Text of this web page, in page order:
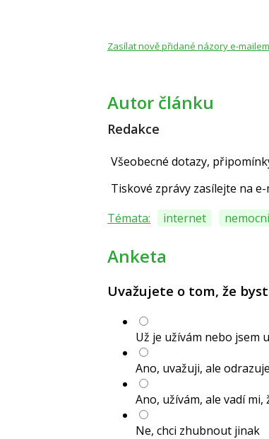
Zasílat nově přidané názory e-mailem
Autor článku
Redakce
Všeobecné dotazy,
Tiskové zprávy zasílejte na e-
Témata:
internet
Anketa
Uvažujete o tom, že
Už je užívám nebo jsem
Ano, uvažuji, ale
Ano, užívám, ale vadí
Ne, chci zhubnout jinak